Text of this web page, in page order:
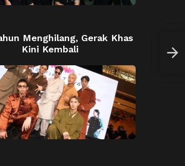
Menghilang, Gerak Khas
Kini Kembali